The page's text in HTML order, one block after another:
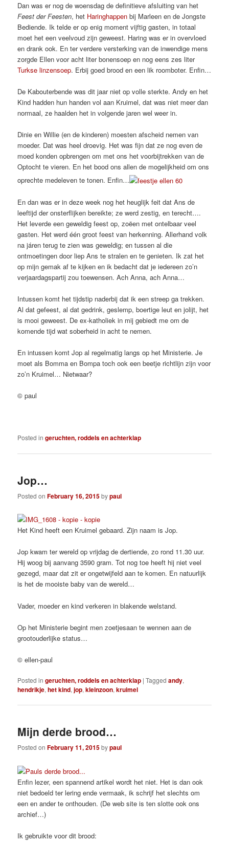
Dan was er nog de woensdag de definitieve afsluiting van het
Feest der Feesten, het Haringhappen bij Marleen en de Jongste
Bediende. Ik telde er op enig moment vijftig gasten, in totaal
moet het een veelvoud zijn geweest. Haring was er in overvloed
en drank ook. En ter verdere versterking van de inwendige mens
zorgde Ellen voor acht liter bonensoep en nog eens zes liter
Turkse linzensoep. Erbij goed brood en een lik roomboter. Enfin…
De Kabouterbende was dit jaar niet op volle sterkte. Andy en het
Kind hadden hun handen vol aan Kruimel, dat was niet meer dan
normaal, ze haalden het in volgende jaren wel weer in.
Dinie en Willie (en de kinderen) moesten afscheid nemen van
moeder. Dat was heel droevig. Het was fijn dat ze nog even de
moed konden opbrengen om met ons het voorbijtrekken van de
Optocht te vieren. En het bood ons allen de mogelijkheid om ons
oprechte medeleven te tonen. Enfin…
En dan was er in deze week nog het heuglijk feit dat Ans de
leeftijd der onsterflijken bereikte; ze werd zestig, en terecht….
Het leverde een geweldig feest op, zoëen met ontelbaar veel
gasten. Het werd één groot feest van herkenning. Allerhand volk
na járen terug te zien was geweldig; en tussen al die
ontmoetingen door liep Ans te stralen en te genieten. Ik zat het
op mijn gemak af te kijken en ik bedacht dat je iedereen zo’n
verjaardagspartij zou toewensen. Ach Anna, ach Anna…
Intussen komt het tijdstip naderbij dat ik een streep ga trekken.
Al dat gefeest, al dat gedrink, geslemp, boertige leut en jolijt, het
is mooi geweest. De ex-katholiek in mij gebiedt me om de
komende tijd wat soberheid in acht te nemen.
En intussen komt Jop al regelmatig langs op het Ministerie. Je
moet als Bomma en Bompa toch ook een beetje richtlijn zijn voor
zo’n Kruimel… Nietwaar?
© paul
Posted in geruchten, roddels en achterklap
Jop…
Posted onFebruary 16, 2015bypaul
Het Kind heeft een Kruimel gebaard. Zijn naam is Jop.
Jop kwam ter wereld op vrijdag de dertiende, zo rond 11.30 uur.
Hij woog bij aanvang 3590 gram. Tot nog toe heeft hij niet veel
gezegd, maar dat zit er ongetwijfeld aan te komen. En natuurlijk
is het de mooiste baby van de wereld…
Vader, moeder en kind verkeren in blakende welstand.
Op het Ministerie begint men zoetjesaan te wennen aan de
grootouderlijke status…
© ellen-paul
Posted in geruchten, roddels en achterklap |Tagged andy,
hendrikje,het kind,jop,kleinzoon,kruimel
Mijn derde brood…
Posted onFebruary 11, 2015bypaul
Enfin lezer, een spannend artikel wordt het niet. Het is dan ook
niet bedoeld ter lering ende vermaak, ik schrijf het slechts om
een en ander te onthouden. (De web site is ten slotte ook ons
archief…)
Ik gebruikte voor dit brood: